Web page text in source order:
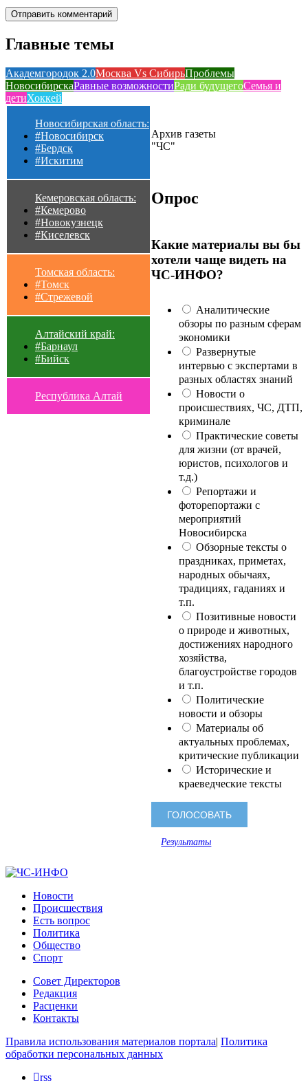
Главные темы
Академгородок 2.0Москва Vs СибирьПроблемы
НовосибирскаРавные возможностиРади будущегоСемья и
детиХоккей
Новосибирская область:
#Новосибирск
#Бердск
#Искитим
Кемеровская область:
#Кемерово
#Новокузнецк
#Киселевск
Томская область:
#Томск
#Стрежевой
Алтайский край:
#Барнаул
#Бийск
Республика Алтай
Архив газеты
"ЧС"
Опрос
Какие материалы вы бы
хотели чаще видеть на
ЧС-ИНФО?
Аналитические
обзоры по разным сферам
экономики
Развернутые
интервью с экспертами в
разных областях знаний
Новости о
происшествиях, ЧС, ДТП,
криминале
Практические советы
для жизни (от врачей,
юристов, психологов и
т.д.)
Репортажи и
фоторепортажи с
мероприятий
Новосибирска
Обзорные тексты о
праздниках, приметах,
народных обычаях,
традициях, гаданиях и
т.п.
Позитивные новости
о природе и животных,
достижениях народного
хозяйства,
благоустройстве городов
и т.п.
Политические
новости и обзоры
Материалы об
актуальных проблемах,
критические публикации
Исторические и
краеведческие тексты
Результаты
Новости
Происшествия
Есть вопрос
Политика
Общество
Спорт
Совет Директоров
Редакция
Расценки
Контакты
Правила использования материалов портала| Политика
обработки персональных данных
rss